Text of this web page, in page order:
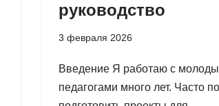
руководство
3 февраля 2026
Введение Я работаю с
педагогами много лет. Часто